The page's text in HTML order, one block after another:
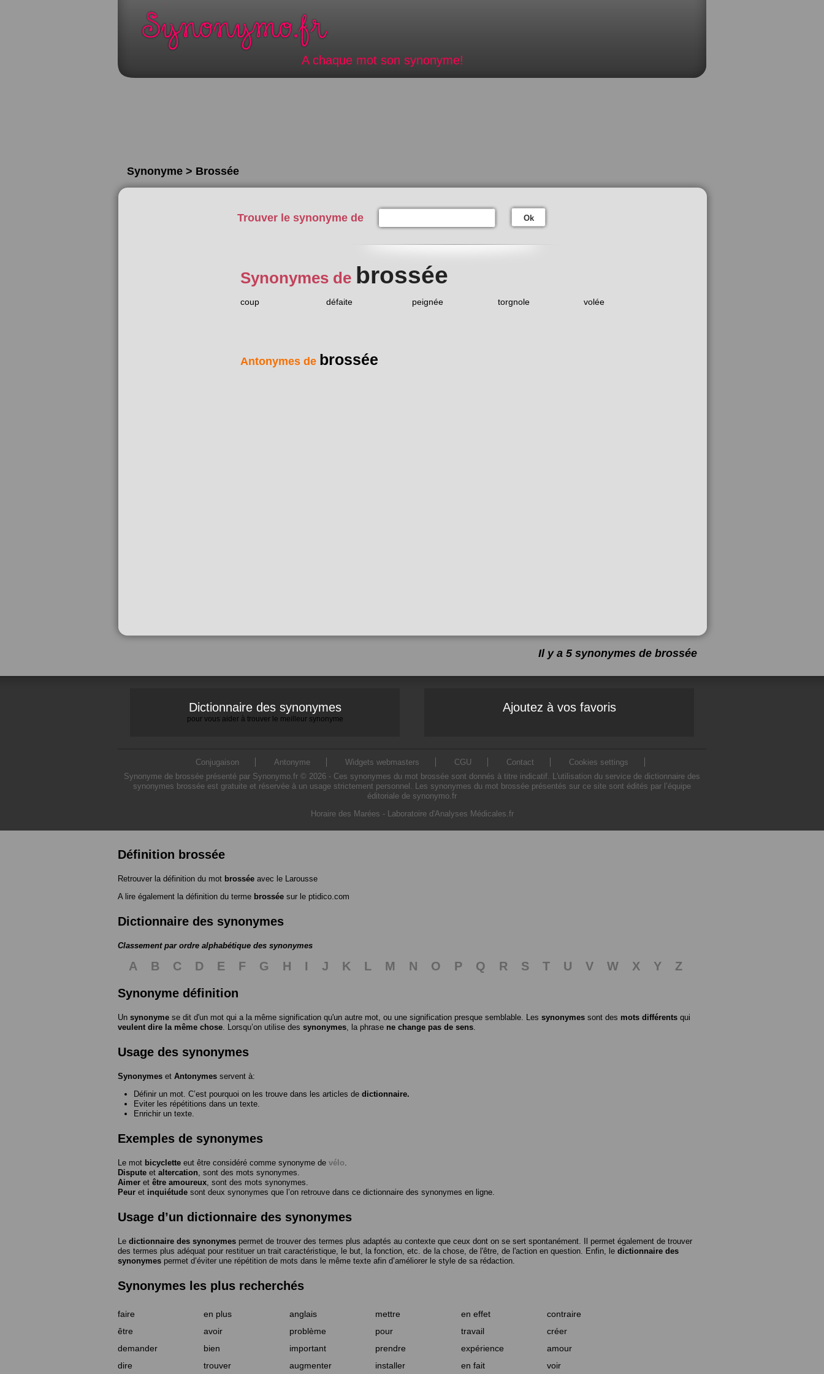
A chaque mot son synonyme!
Synonyme > Brossée
Trouver le synonyme de Ok
Synonymes de brossée
coup défaite peignée torgnole volée
Antonymes de brossée
Il y a 5 synonymes de brossée
Dictionnaire des synonymes
pour vous aider à trouver le meilleur synonyme
Ajoutez à vos favoris
Conjugaison Antonyme Widgets webmasters CGU Contact
Cookies settings
Synonyme de brossée présenté par Synonymo.fr © 2026 - Ces synonymes du mot brossée sont donnés à titre indicatif. L'utilisation du service de dictionnaire des
synonymes brossée est gratuite et réservée à un usage strictement personnel. Les synonymes du mot brossée présentés sur ce site sont édités par l’équipe
éditoriale de synonymo.fr
Horaire des Marées - Laboratoire d'Analyses Médicales.fr
Définition brossée
Retrouver la définition du mot brossée avec le Larousse
A lire également la définition du terme brossée sur le ptidico.com
Dictionnaire des synonymes
Classement par ordre alphabétique des synonymes
A B C D E F G H I J K L M N O P Q R S T U V W X Y
Z
Synonyme définition
Un synonyme se dit d'un mot qui a la même signification qu'un autre mot, ou une signification presque semblable. Les synonymes sont des mots différents qui
veulent dire la même chose . Lorsqu’on utilise des synonymes , la phrase ne change pas de sens
Usage des synonymes
Synonymes et Antonymes servent à:
Définir un mot. C’est pourquoi on les trouve dans les articles de dictionnaire.
Eviter les répétitions dans un texte.
Enrichir un texte.
Exemples de synonymes
Le mot bicyclette eut être considéré comme synonyme de vélo
Dispute et altercation , sont des mots synonymes.
Aimer et être amoureux , sont des mots synonymes.
Peur et inquiétude sont deux synonymes que l’on retrouve dans ce dictionnaire des synonymes en ligne.
Usage d’un dictionnaire des synonymes
Le dictionnaire des synonymes permet de trouver des termes plus adaptés au contexte que ceux dont on se sert spontanément. Il permet également de trouver
des termes plus adéquat pour restituer un trait caractéristique, le but, la fonction, etc. de la chose, de l'être, de l'action en question. Enfin, le dictionnaire des
synonymes permet d’éviter une répétition de mots dans le même texte afin d’améliorer le style de sa rédaction.
Synonymes les plus recherchés
faire en plus anglais mettre en effet
contraire
être
avoir problème pour travail
créer
demander
bien important prendre expérience
amour
dire
trouver augmenter installer en fait voir